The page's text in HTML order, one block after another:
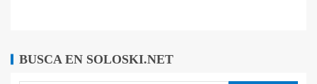
BUSCA EN SOLOSKI.NET